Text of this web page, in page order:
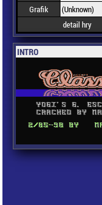
Grafik
(Unknown)
detail hry
INTRO